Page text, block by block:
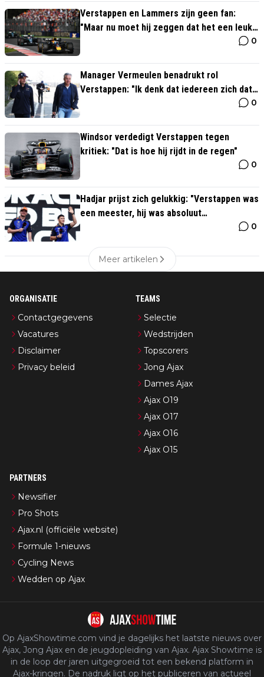
Verstappen en Lammers zijn geen fan:
"Maar nu moet hij zeggen dat het een leuke
0
Manager Vermeulen benadrukt rol
Verstappen: "Ik denk dat iedereen zich dat
0
Windsor verdedigt Verstappen tegen
kritiek: "Dat is hoe hij rijdt in de regen"
0
Hadjar prijst zich gelukkig: "Verstappen was
een meester, hij was absoluut
0
Meer artikelen
ORGANISATIE
Contactgegevens
Vacatures
Disclaimer
Privacy beleid
TEAMS
Selectie
Wedstrijden
Topscorers
Jong Ajax
Dames Ajax
Ajax O19
Ajax O17
Ajax O16
Ajax O15
PARTNERS
Newsifier
Pro Shots
Ajax.nl (officiële website)
Formule 1-nieuws
Cycling News
Wedden op Ajax
Op AjaxShowtime.com vind je dagelijks het laatste nieuws over
Ajax, Jong Ajax en de jeugdopleiding van Ajax. Ajax Showtime is
in de loop der jaren uitgegroeid tot een bekend platform in
Ajax-kringen. De nadruk ligt op het publiceren van actueel